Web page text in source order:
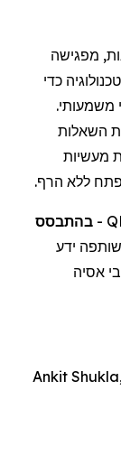
מפגישה
כדי
משמעותי.
השאלות
מעשיות
ללא הרף.
- בהתבסס
ידע
אסיה
Ankit